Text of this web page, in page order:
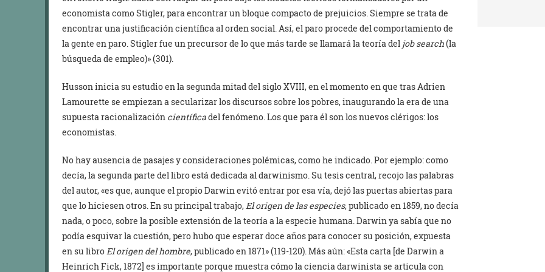
economista como Stigler, para encontrar un bloque compacto de prejuicios. Siempre se trata de
encontrar una justificación científica al orden social. Así, el paro procede del comportamiento de
la gente en paro. Stigler fue un precursor de lo que más tarde se llamará la teoría del job search(la
búsqueda de empleo)» (301).
Husson inicia su estudio en la segunda mitad del siglo XVIII, en el momento en que tras Adrien
Lamourette se empiezan a secularizar los discursos sobre los pobres, inaugurando la era de una
supuesta racionalización científicadel fenómeno. Los que para él son los nuevos clérigos: los
economistas.
No hay ausencia de pasajes y consideraciones polémicas, como he indicado. Por ejemplo: como
decía, la segunda parte del libro está dedicada al darwinismo. Su tesis central, recojo las palabras
del autor, «es que, aunque el propio Darwin evitó entrar por esa vía, dejó las puertas abiertas para
que lo hiciesen otros. En su principal trabajo, El origen de las especies, publicado en 1859, no decía
nada, o poco, sobre la posible extensión de la teoría a la especie humana. Darwin ya sabía que no
podía esquivar la cuestión, pero hubo que esperar doce años para conocer su posición, expuesta
en su libro El origen del hombre, publicado en 1871» (119-120). Más aún: «Esta carta [de Darwin a
Heinrich Fick, 1872] es importante porque muestra cómo la ciencia darwinista se articula con